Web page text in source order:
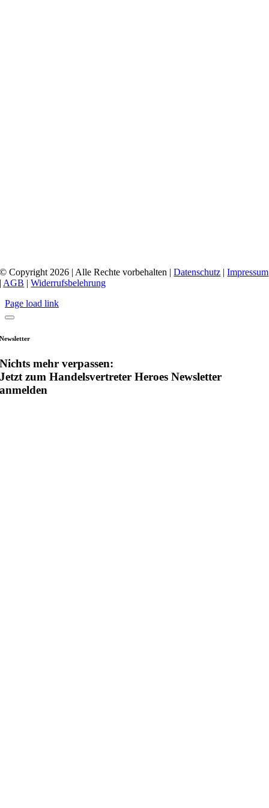
© Copyright 2026 | Alle Rechte vorbehalten |Datenschutz |Impressum
| AGB |Widerrufsbelehrung
Page load link
Newsletter
Nichts mehr verpassen:
Jetzt zum Handelsvertreter Heroes Newsletter
anmelden